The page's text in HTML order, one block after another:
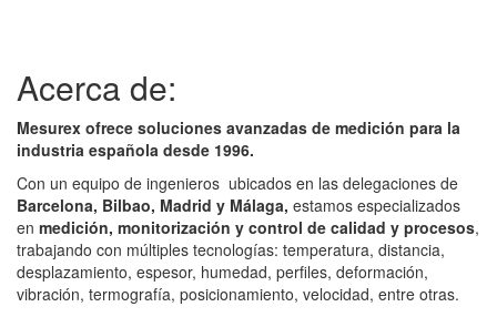
Acerca de:
Mesurex ofrece soluciones avanzadas de medición para la
industria española desde 1996.
Con un equipo de ingenieros ubicados en las delegaciones de
Barcelona, Bilbao, Madrid y Málaga, estamos especializados
en medición, monitorización y control de calidad y procesos,
trabajando con múltiples tecnologías: temperatura, distancia,
desplazamiento, espesor, humedad, perfiles, deformación,
vibración, termografía, posicionamiento, velocidad, entre otras.